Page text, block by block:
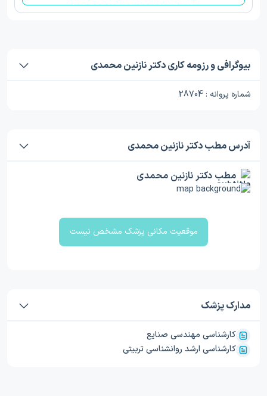
بیوگرافی و رزومه کاری دکتر نازنین محمدی
شماره پروانه : 28704
آدرس مطب دکتر نازنین محمدی
مطب دکتر نازنین محمدی
موقعیت مکانی پزشک مشخص نیست
مدارک پزشک
کارشناسی مهندسی صنایع
کارشناسی ارشد روانشناسی تربیتی